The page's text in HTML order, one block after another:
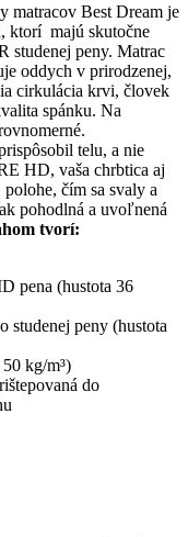
matracov Best Dream je
ktorí majú skutočne
studenej peny. Matrac
oddych v prirodzenej,
cirkulácia krvi, človek
spánku. Na
telu, a nie
HD, vaša chrbtica aj
čím sa svaly a
pohodlná a uvoľnená
tvorí:
pena (hustota 36
studenej peny (hustota
kg/m³)
do